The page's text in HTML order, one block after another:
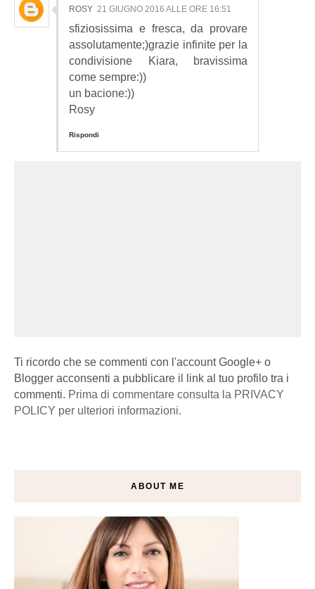
ROSY 21 GIUGNO 2016 ALLE ORE 16:51
sfiziosissima e fresca, da provare
assolutamente;)grazie infinite per la
condivisione Kiara, bravissima
come sempre:))
un bacione:))
Rosy
Rispondi
Ti ricordo che se commenti con l'account Google+ o
Blogger acconsenti a pubblicare il link al tuo profilo tra i
commenti. Prima di commentare consulta la PRIVACY
POLICY per ulteriori informazioni.
ABOUT ME